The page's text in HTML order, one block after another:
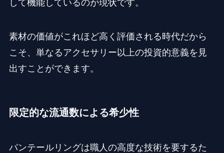
して機能しているのが現状です。
素材の価値がこれほど高く評価される時代だから
こそ、単なるアクセサリー以上の投資的意義を見
出すことができます。
限定的な流通数による希少性
パンテールリングは職人の高度な技術を要するた